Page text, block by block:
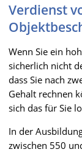
Verdienst
Wenn Sie ein
sicherlich nicht
dass Sie nach
Gehalt rechnen
sich das für Sie
In der
zwischen 550